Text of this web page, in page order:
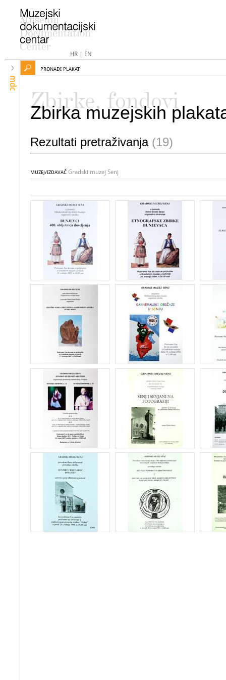
HR| EN
mdc
PRONAĐI PLAKAT
Zbirke, fondovi
Zbirka muzejskih
Rezultati pretraživanja (19)
MUZEJ/IZDAVAČ Gradski muzej Senj